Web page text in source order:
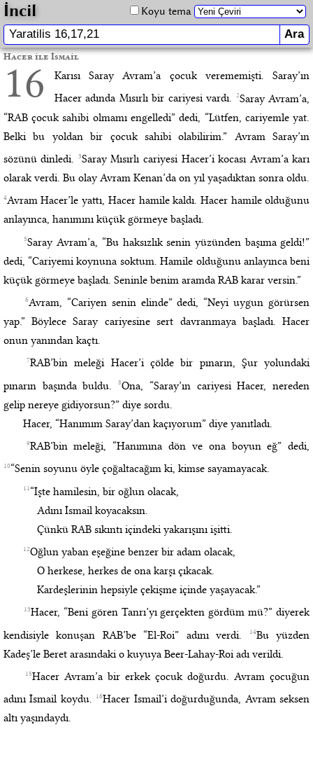
İncil Koyu tema
Hacer ile İsmail
16
Karısı Saray Avram’a çocuk verememişti. Saray’ın
Hacer adında Mısırlı bir cariyesi vardı.
2Saray Avram’a,
“RAB çocuk sahibi olmamı engelledi” dedi, “Lütfen, cariyemle yat.
Belki bu yoldan bir çocuk sahibi olabilirim.” Avram Saray’ın
sözünü dinledi.
3Saray Mısırlı cariyesi Hacer’i kocası Avram’a karı
olarak verdi. Bu olay Avram Kenan’da on yıl yaşadıktan sonra oldu.
4Avram Hacer’le yattı, Hacer hamile kaldı. Hacer hamile olduğunu
anlayınca, hanımını küçük görmeye başladı.
5Saray Avram’a, “Bu haksızlık senin yüzünden başıma geldi!”
dedi, “Cariyemi koynuna soktum. Hamile olduğunu anlayınca beni
küçük görmeye başladı. Seninle benim aramda RAB karar versin.”
6Avram, “Cariyen senin elinde” dedi, “Neyi uygun görürsen
yap.” Böylece Saray cariyesine sert davranmaya başladı. Hacer
onun yanından kaçtı.
7RAB’bin meleği Hacer’i çölde bir pınarın, Şur yolundaki
pınarın başında buldu.8Ona, “Saray’ın cariyesi Hacer, nereden
gelip nereye gidiyorsun?” diye sordu.
Hacer, “Hanımım Saray’dan kaçıyorum” diye yanıtladı.
9RAB’bin meleği, “Hanımına dön ve ona boyun eğ” dedi,
10“Senin soyunu öyle çoğaltacağım ki, kimse sayamayacak.
11“İşte hamilesin, bir oğlun olacak,
Adını İsmail koyacaksın.
Çünkü RAB sıkıntı içindeki yakarışını işitti.
12Oğlun yaban eşeğine benzer bir adam olacak,
O herkese, herkes de ona karşı çıkacak.
Kardeşlerinin hepsiyle çekişme içinde yaşayacak.”
13Hacer, “Beni gören Tanrı’yı gerçekten gördüm mü?” diyerek
kendisiyle konuşan RAB’be “El-Roi” adını verdi.
14Bu yüzden
Kadeş’le Beret arasındaki o kuyuya Beer-Lahay-Roi adı verildi.
15Hacer Avram’a bir erkek çocuk doğurdu. Avram çocuğun
adını İsmail koydu.
16Hacer İsmail’i doğurduğunda, Avram seksen
altı yaşındaydı.